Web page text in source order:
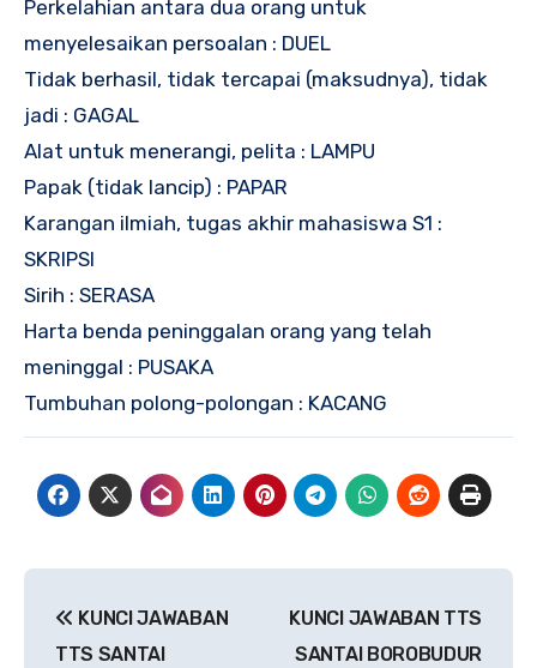
Perkelahian antara dua orang untuk
menyelesaikan persoalan : DUEL
Tidak berhasil, tidak tercapai (maksudnya), tidak
jadi : GAGAL
Alat untuk menerangi, pelita : LAMPU
Papak (tidak lancip) : PAPAR
Karangan ilmiah, tugas akhir mahasiswa S1 :
SKRIPSI
Sirih : SERASA
Harta benda peninggalan orang yang telah
meninggal : PUSAKA
Tumbuhan polong-polongan : KACANG
pos
KUNCI JAWABAN
TTS SANTAI
KUNCI JAWABAN TTS
SANTAI BOROBUDUR